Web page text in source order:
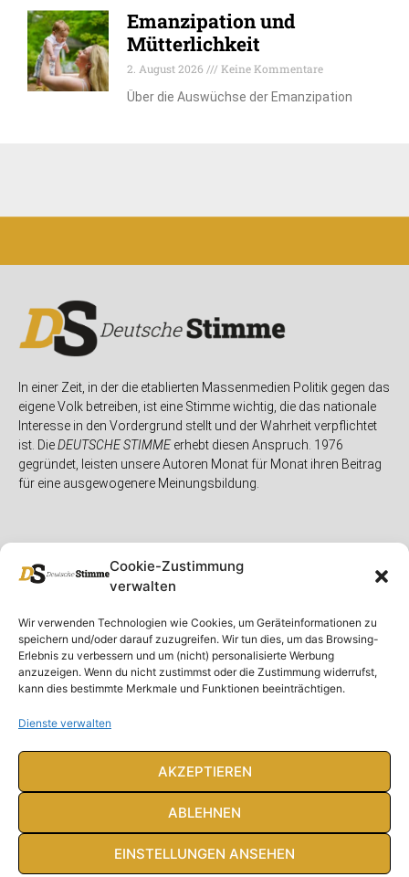
Cookie-Zustimmung
verwalten
Wir verwenden Technologien wie Cookies, um Geräteinformationen zu
speichern und/oder darauf zuzugreifen. Wir tun dies, um das Browsing-
Erlebnis zu verbessern und um (nicht) personalisierte Werbung
anzuzeigen. Wenn du nicht zustimmst oder die Zustimmung widerrufst,
kann dies bestimmte Merkmale und Funktionen beeinträchtigen.
Dienste verwalten
AKZEPTIEREN
ABLEHNEN
EINSTELLUNGEN ANSEHEN
Emanzipation und
Mütterlichkeit
2. August 2026
Keine Kommentare
Über die Auswüchse der Emanzipation
In einer Zeit, in der die etablierten Massenmedien Politik gegen das
eigene Volk betreiben, ist eine Stimme wichtig, die das nationale
Interesse in den Vordergrund stellt und der Wahrheit verpflichtet
ist. DieDEUTSCHE STIMMEerhebt diesen Anspruch. 1976
gegründet, leisten unsere Autoren Monat für Monat ihren Beitrag
für eine ausgewogenere Meinungsbildung.
Unser Magazin
Spenden
Ausgaben
Abonnieren
Rubriken
Deutschland
Ausland
Feuilleton
Rechtliches
Rechtliche Hinweise
Impressum
Datenschutzerklärung